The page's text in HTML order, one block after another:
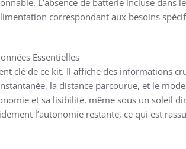
correspondant aux besoins
Essentielles
clé de ce kit. Il affiche des informations
la distance parcourue, et le mode
et sa lisibilité, même sous un soleil
l’autonomie restante, ce qui est